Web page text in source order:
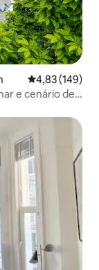
4,83 de uma
4,83 (149)
e cenário de